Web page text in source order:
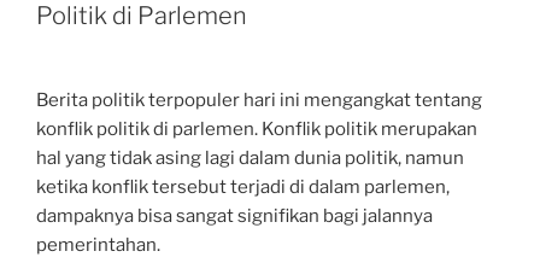
Politik di Parlemen
Berita politik terpopuler hari ini mengangkat tentang
konflik politik di parlemen. Konflik politik merupakan
hal yang tidak asing lagi dalam dunia politik, namun
ketika konflik tersebut terjadi di dalam parlemen,
dampaknya bisa sangat signifikan bagi jalannya
pemerintahan.